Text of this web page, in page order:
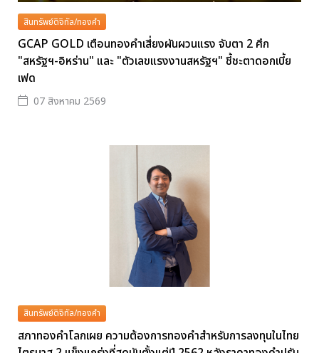
สินทรัพย์ดิจิทัล/ทองคำ
GCAP GOLD เตือนทองคำเสี่ยงผันผวนแรง จับตา 2 ศึก
"สหรัฐฯ-อิหร่าน" และ "ตัวเลขแรงงานสหรัฐฯ" ชี้ชะตาดอกเบี้ย
เฟด
07 สิงหาคม 2569
สินทรัพย์ดิจิทัล/ทองคำ
สภาทองคำโลกเผย ความต้องการทองคำสำหรับการลงทุนในไทย